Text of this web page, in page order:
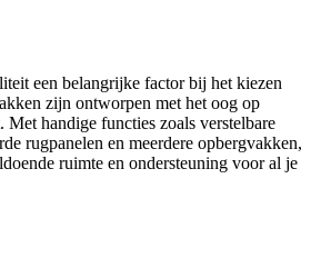
een belangrijke factor bij het kiezen
zijn ontworpen met het oog op
Met handige functies zoals verstelbare
rugpanelen en meerdere opbergvakken,
ruimte en ondersteuning voor al je